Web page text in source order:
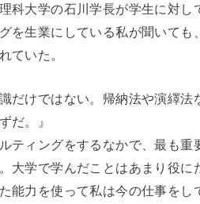
科大学の石川学長が学生に対し
を生業にしている私が聞いて
ていた。
だけではない。帰納法や演繹
だ。』
ティングをするなかで、最も重
大学で学んだことはあまり役に
能力を使って私は今の仕事をし